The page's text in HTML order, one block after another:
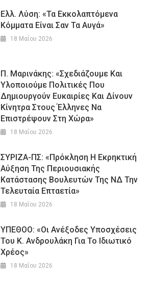
Ελλ. Λύση: «Τα Εκκολαπτόμενα
Κόμματα Είναι Σαν Τα Αυγά»
18 Μαΐου 2026
Π. Μαρινάκης: «Σχεδιάζουμε Και
Υλοποιούμε Πολιτικές Που
Δημιουργούν Ευκαιρίες Και Δίνουν
Κίνητρα Στους Έλληνες Να
Επιστρέψουν Στη Χώρα»
18 Μαΐου 2026
ΣΥΡΙΖΑ-ΠΣ: «Πρόκληση Η Εκρηκτική
Αύξηση Της Περιουσιακής
Κατάστασης Βουλευτών Της ΝΔ Την
Τελευταία Επταετία»
18 Μαΐου 2026
ΥΠΕΘΟΟ: «Οι Ανέξοδες Υποσχέσεις
Του Κ. Ανδρουλάκη Για Το Ιδιωτικό
Χρέος»
18 Μαΐου 2026